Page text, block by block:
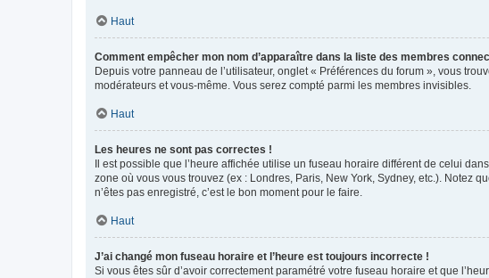
Haut
Comment empêcher mon nom d’apparaître dans la liste des membres
Depuis votre panneau de l’utilisateur, onglet « Préférences du forum », vous
modérateurs et vous-même. Vous serez compté parmi les membres invisibles.
Haut
Les heures ne sont pas correctes !
Il est possible que l’heure affichée utilise un fuseau horaire différent de celui
zone où vous vous trouvez (ex : Londres, Paris, New York, Sydney, etc.). Notez
n’êtes pas enregistré, c’est le bon moment pour le faire.
Haut
J’ai changé mon fuseau horaire et l’heure est toujours incorrecte !
Si vous êtes sûr d’avoir correctement paramétré votre fuseau horaire et que